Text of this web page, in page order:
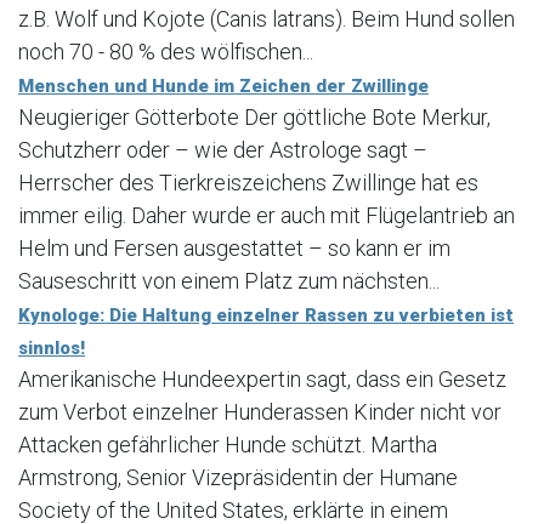
z.B. Wolf und Kojote (Canis latrans). Beim Hund sollen
noch 70 - 80 % des wölfischen...
Menschen und Hunde im Zeichen der Zwillinge
Neugieriger Götterbote Der göttliche Bote Merkur,
Schutzherr oder – wie der Astrologe sagt –
Herrscher des Tierkreiszeichens Zwillinge hat es
immer eilig. Daher wurde er auch mit Flügelantrieb an
Helm und Fersen ausgestattet – so kann er im
Sauseschritt von einem Platz zum nächsten...
Kynologe: Die Haltung einzelner Rassen zu verbieten ist
sinnlos!
Amerikanische Hundeexpertin sagt, dass ein Gesetz
zum Verbot einzelner Hunderassen Kinder nicht vor
Attacken gefährlicher Hunde schützt. Martha
Armstrong, Senior Vizepräsidentin der Humane
Society of the United States, erklärte in einem